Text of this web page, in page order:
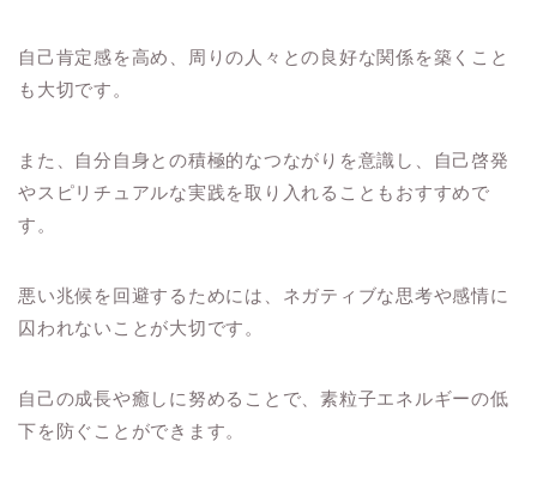
自己肯定感を高め、周りの人々との良好な関係を築くこと
も大切です。
また、自分自身との積極的なつながりを意識し、自己啓発
やスピリチュアルな実践を取り入れることもおすすめで
す。
悪い兆候を回避するためには、ネガティブな思考や感情に
囚われないことが大切です。
自己の成長や癒しに努めることで、素粒子エネルギーの低
下を防ぐことができます。